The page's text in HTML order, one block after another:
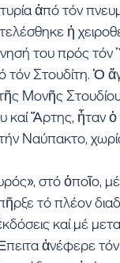
ἀπό τόν
ἡ
του πρός
Στουδίτη. Ὁ
Μονῆς
καί Ἄρτης, ἦταν ὁ
Ναύπακτο,
στό ὁποῖο,
τό πλέον
καί μέ
ἀνέφερε